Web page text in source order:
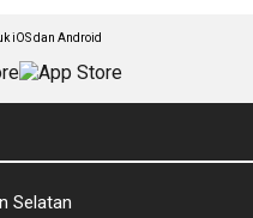
iOS dan Android
Selatan